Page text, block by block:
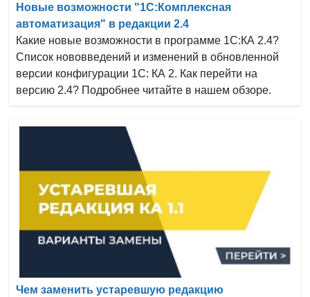
Новые возможности "1С:Комплексная
автоматизация" в редакции 2.4
Какие новые возможности в программе 1С:КА 2.4?
Список нововведений и изменений в обновленной
версии конфигурации 1С: КА 2. Как перейти на
версию 2.4? Подробнее читайте в нашем обзоре.
Чем заменить устаревшую редакцию